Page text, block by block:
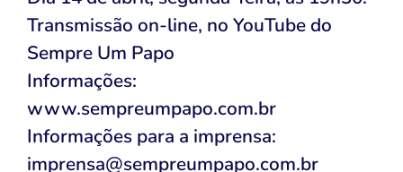
Transmissão on-line, no YouTube do
Sempre Um Papo
Informações:
www.sempreumpapo.com.br
Informações para a imprensa:
imprensa@sempreumpapo.com.br